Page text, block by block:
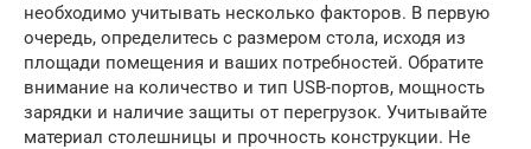
необходимо учитывать несколько факторов. В первую
очередь, определитесь с размером стола, исходя из
площади помещения и ваших потребностей. Обратите
внимание на количество и тип USB-портов, мощность
зарядки и наличие защиты от перегрузок. Учитывайте
материал столешницы и прочность конструкции. Не